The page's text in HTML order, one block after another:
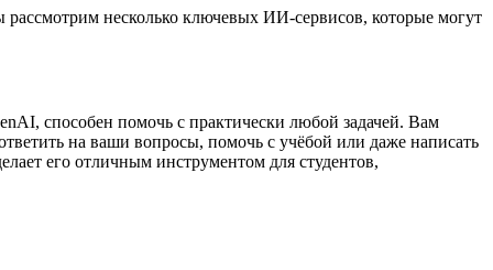
несколько ключевых ИИ-сервисов, которые могут
способен помочь с практически любой задачей. Вам
на ваши вопросы, помочь с учёбой или даже написать
его отличным инструментом для студентов,